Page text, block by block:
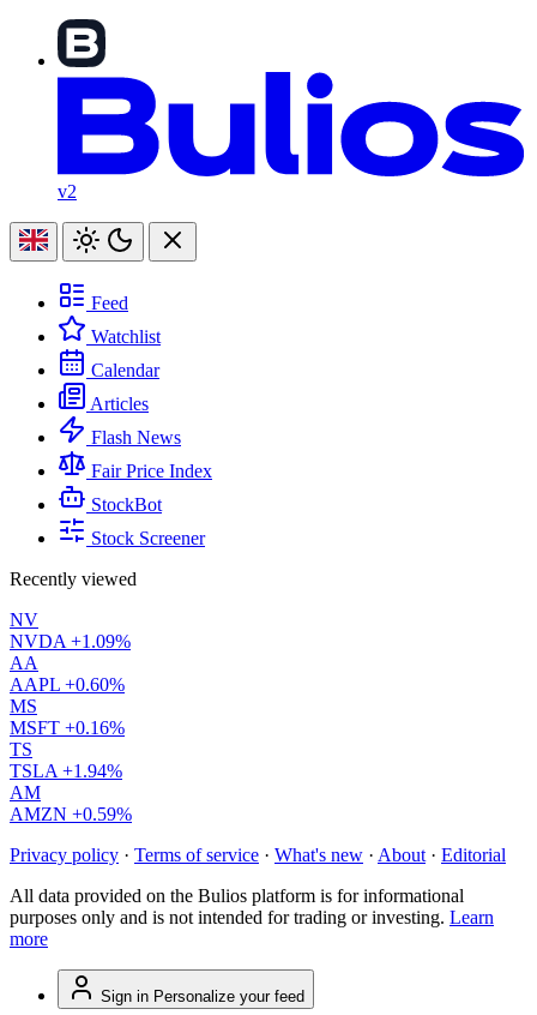
v2
Feed
Watchlist
Calendar
Articles
Flash News
Fair Price Index
StockBot
Stock Screener
Recently viewed
NV
NVDA +1.09%
AA
AAPL +0.60%
MS
MSFT +0.16%
TS
TSLA +1.94%
AM
AMZN +0.59%
Privacy policy · Terms of service · What's new · About · Editorial
All data provided on the Bulios platform is for informational
purposes only and is not intended for trading or investing. Learn
more
Sign in Personalize your feed